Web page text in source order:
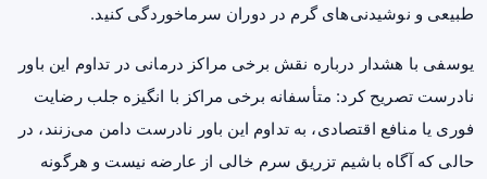
طبیعی و نوشیدنی‌های گرم در دوران سرماخوردگی کنید.
یوسفی با هشدار درباره نقش برخی مراکز درمانی در تداوم این باور
نادرست تصریح کرد: متأسفانه برخی مراکز با انگیزه جلب رضایت
فوری یا منافع اقتصادی، به تداوم این باور نادرست دامن می‌زنند، در
حالی که آگاه باشیم تزریق سرم خالی از عارضه نیست و هرگونه